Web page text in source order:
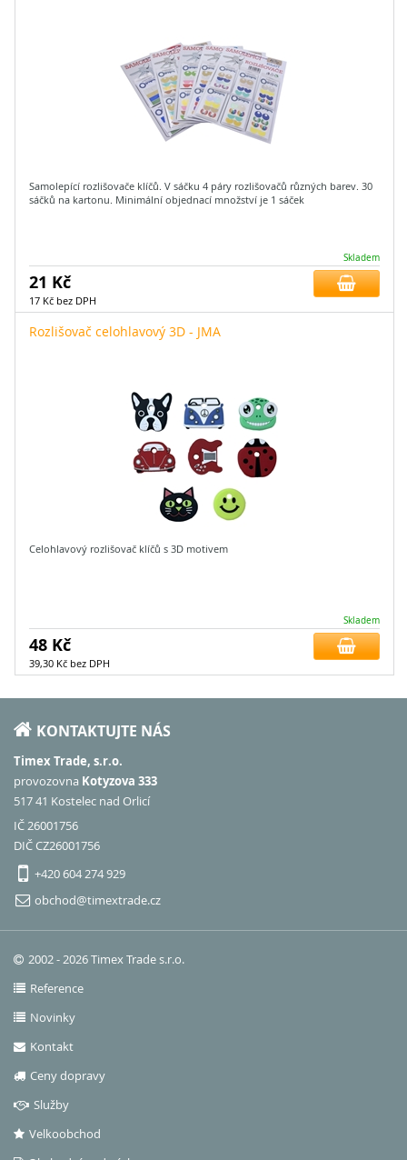
Samolepící rozlišovače klíčů. V sáčku 4 páry rozlišovačů různých barev. 30
sáčků na kartonu. Minimální objednací množství je 1 sáček
Skladem
21 Kč
17 Kč bez DPH
Rozlišovač celohlavový 3D - JMA
Celohlavový rozlišovač klíčů s 3D motivem
Skladem
48 Kč
39,30 Kč bez DPH
KONTAKTUJTE NÁS
Timex Trade, s.r.o.
provozovna Kotyzova 333
517 41 Kostelec nad Orlicí
IČ 26001756
DIČ CZ26001756
+420 604 274 929
obchod@timextrade.cz
2002 - 2026 Timex Trade s.r.o.
Reference
Novinky
Kontakt
Ceny dopravy
Služby
Velkoobchod